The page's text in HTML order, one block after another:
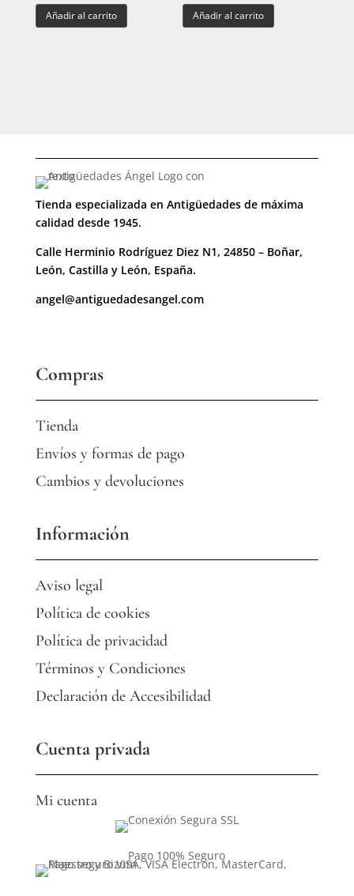
Añadir al carrito Añadir al carrito
Tienda especializada en Antigüedades de máxima
calidad desde 1945.
Calle Herminio Rodríguez Diez N1, 24850 – Boñar,
León, Castilla y León, España.
angel@antiguedadesangel.com
Compras
Tienda
Envíos y formas de pago
Cambios y devoluciones
Información
Aviso legal
Política de cookies
Política de privacidad
Términos y Condiciones
Declaración de Accesibilidad
Cuenta privada
Mi cuenta
Pago 100% Seguro